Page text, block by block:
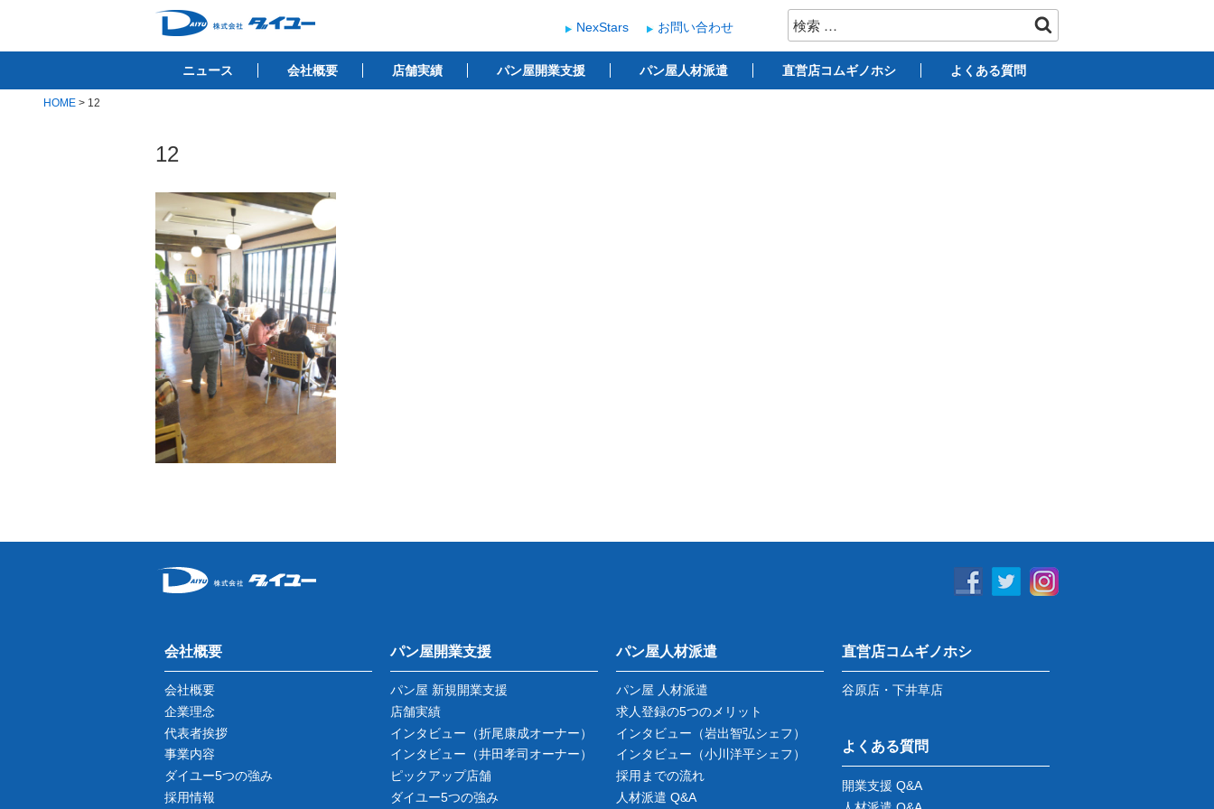
テ
株式会社ダイユー
1200件以上の開業サポート実績！！ ベーカリー開業支援
検
索:
NexStars お問い合わせ
ニュース 会社概要 店舗実績 パン屋開業支援 パン屋人材派遣 直営店コムギノホシ よくある質問
HOME > 12
12
会社概要
会社概要
企業理念
代表者挨拶
事業内容
ダイユー5つの強み
採用情報
パン屋開業支援
パン屋 新規開業支援
店舗実績
インタビュー （折尾康成オーナー）
インタビュー （井田孝司オーナー）
ピックアップ店舗
ダイユー5つの強み
パン屋人材派遣
パン屋 人材派遣
求人登録の5つのメリット
インタビュー （岩出智弘シェフ）
インタビュー （小川洋平シェフ）
採用までの流れ
人材派遣 Q&A
直営店コムギノホシ
谷原店・下井草店
よくある質問
開業支援 Q&A